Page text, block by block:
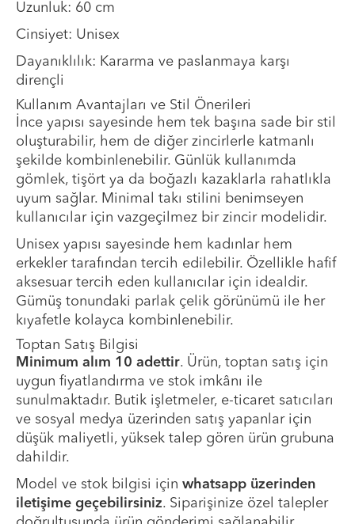
Uzunluk: 60 cm
Cinsiyet: Unisex
Dayanıklılık: Kararma ve paslanmaya karşı
dirençli
Kullanım Avantajları ve Stil Önerileri
İnce yapısı sayesinde hem tek başına sade bir stil
oluşturabilir, hem de diğer zincirlerle katmanlı
şekilde kombinlenebilir. Günlük kullanımda
gömlek, tişört ya da boğazlı kazaklarla rahatlıkla
uyum sağlar. Minimal takı stilini benimseyen
kullanıcılar için vazgeçilmez bir zincir modelidir.
Unisex yapısı sayesinde hem kadınlar hem
erkekler tarafından tercih edilebilir. Özellikle hafif
aksesuar tercih eden kullanıcılar için idealdir.
Gümüş tonundaki parlak çelik görünümü ile her
kıyafetle kolayca kombinlenebilir.
Toptan Satış Bilgisi
Minimum alım 10 adettir. Ürün, toptan satış için
uygun fiyatlandırma ve stok imkânı ile
sunulmaktadır. Butik işletmeler, e-ticaret satıcıları
ve sosyal medya üzerinden satış yapanlar için
düşük maliyetli, yüksek talep gören ürün grubuna
dahildir.
Model ve stok bilgisi için whatsapp üzerinden
iletişime geçebilirsiniz. Siparişinize özel talepler